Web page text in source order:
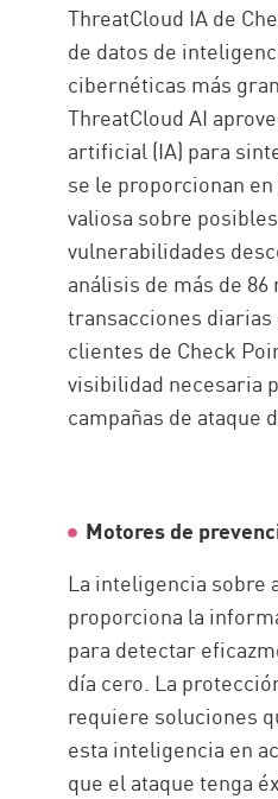
ThreatCloud IA de
de datos de
cibernéticas más
ThreatCloud AI
artificial (IA) para
se le proporcionan
valiosa sobre
vulnerabilidades
análisis de más de
transacciones diarias
clientes de Check
visibilidad necesaria
campañas de ataque
Motores de
La inteligencia sobre
proporciona la
para detectar
día cero. La
requiere soluciones
esta inteligencia en
que el ataque tenga